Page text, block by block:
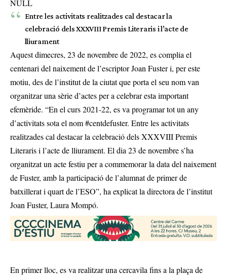
NULL
Entre les activitats realitzades cal destacar la
celebració dels XXXVIII Premis Literaris i l’acte de
lliurament
Aquest dimecres, 23 de novembre de 2022, es complia el
centenari del naixement de l’escriptor Joan Fuster i, per este
motiu, des de l’institut de la ciutat que porta el seu nom van
organitzar una sèrie d’actes per a celebrar esta important
efemèride. “En el curs 2021-22, es va programar tot un any
d’activitats sota el nom #centdefuster. Entre les activitats
realitzades cal destacar la celebració dels XXXVIII Premis
Literaris i l’acte de lliurament. El dia 23 de novembre s’ha
organitzat un acte festiu per a commemorar la data del naixement
de Fuster, amb la participació de l’alumnat de primer de
batxillerat i quart de l’ESO”, ha explicat la directora de l’institut
Joan Fuster, Laura Mompó.
En primer lloc, es va realitzar una cercavila fins a la plaça de